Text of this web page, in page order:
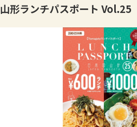
山形ランチパスポート Vol.25